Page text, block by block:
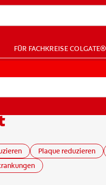
FÜR FACHKREISE
Plaque reduzieren